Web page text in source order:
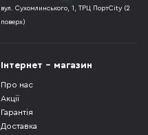
вул. Сухомлинського, 1, ТРЦ ПортCity (2
поверх)
Інтернет - магазин
Про нас
Акції
Гарантія
Доставка